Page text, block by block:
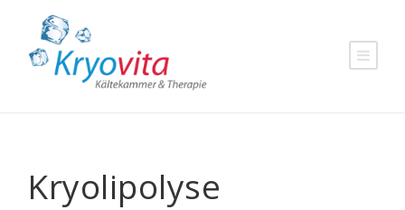
Kryolipolyse